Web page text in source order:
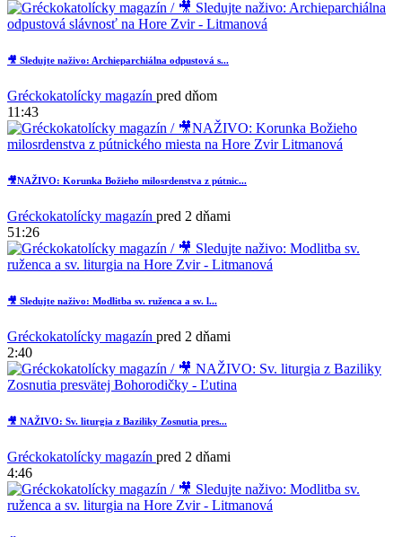
🎥 Sledujte naživo: Archieparchiálna odpustová s...
Gréckokatolícky magazín pred dňom
11:43
🎥NAŽIVO: Korunka Božieho milosrdenstva z pútnic...
Gréckokatolícky magazín pred 2 dňami
51:26
🎥 Sledujte naživo: Modlitba sv. ruženca a sv. l...
Gréckokatolícky magazín pred 2 dňami
2:40
🎥 NAŽIVO: Sv. liturgia z Baziliky Zosnutia pres...
Gréckokatolícky magazín pred 2 dňami
4:46